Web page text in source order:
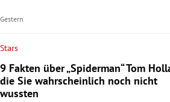
Gestern
Stars
9 Fakten über „Spiderman“ Tom
die Sie wahrscheinlich noch nicht
wussten